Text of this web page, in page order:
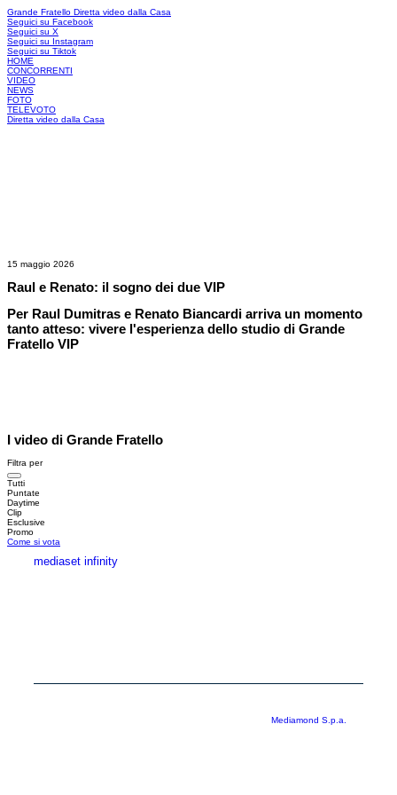
Grande Fratello Diretta video dalla Casa
Seguici su Facebook
Seguici su X
Seguici su Instagram
Seguici su Tiktok
HOME
CONCORRENTI
VIDEO
NEWS
FOTO
TELEVOTO
Diretta video dalla Casa
15 maggio 2026
Raul e Renato: il sogno dei due VIP
Per Raul Dumitras e Renato Biancardi arriva un momento
tanto atteso: vivere l'esperienza dello studio di Grande
Fratello VIP
I video di Grande Fratello
Filtra per
Tutti
Puntate
Daytime
Clip
Esclusive
Promo
Come si vota
mediaset infinity
Mediamond S.p.a.